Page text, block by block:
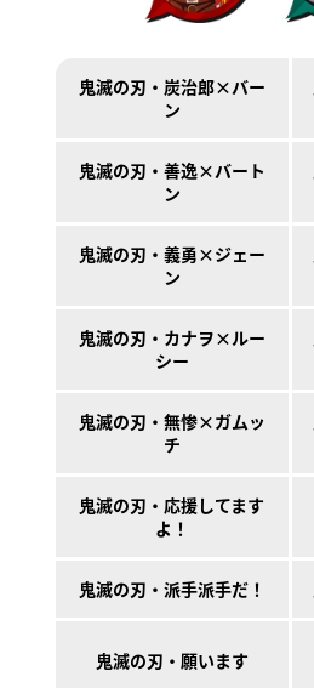
鬼滅の刃・炭治郎×バー
ン
鬼滅の刃・善逸×バート
ン
鬼滅の刃・義勇×ジェー
ン
鬼滅の刃・カナヲ×ルー
シー
鬼滅の刃・無惨×ガムッ
チ
鬼滅の刃・応援してます
よ！
鬼滅の刃・派手派手だ！
鬼滅の刃・願います